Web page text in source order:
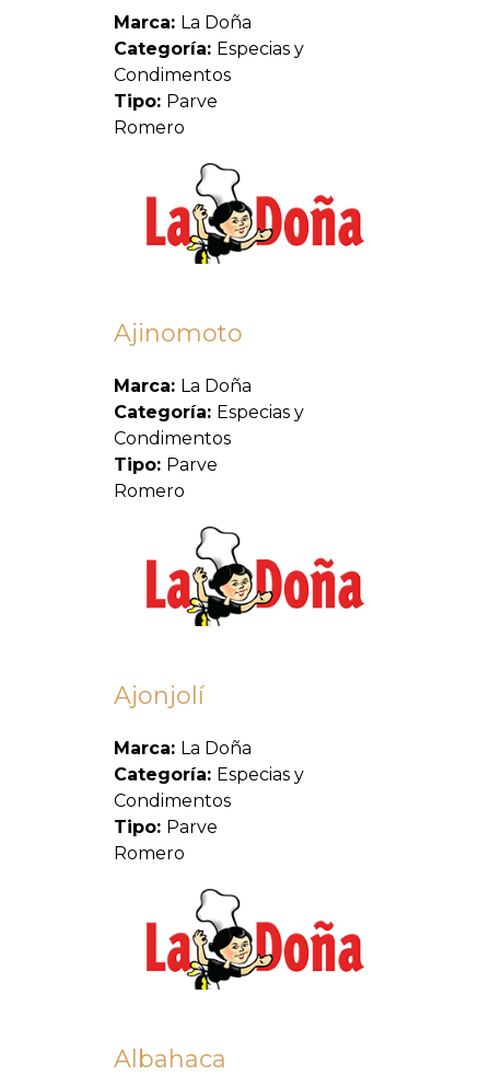
Marca: La Doña
Categoría: Especias y
Condimentos
Tipo: Parve
Romero
Ajinomoto
Marca: La Doña
Categoría: Especias y
Condimentos
Tipo: Parve
Romero
Ajonjolí
Marca: La Doña
Categoría: Especias y
Condimentos
Tipo: Parve
Romero
Albahaca